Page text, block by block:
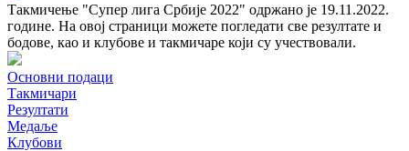
Такмичење "Супер лига Србије 2022" одржано је 19.11.2022.
године. На овој страници можете погледати све резултате и
бодове, као и клубове и такмичаре који су учествовали.
Основни подаци
Такмичари
Резултати
Медаље
Клубови